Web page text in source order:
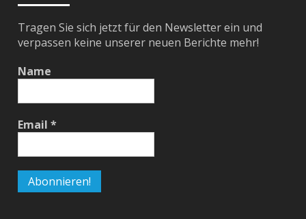
Tragen Sie sich jetzt für den Newsletter ein und
verpassen keine unserer neuen Berichte mehr!
Name
Email*